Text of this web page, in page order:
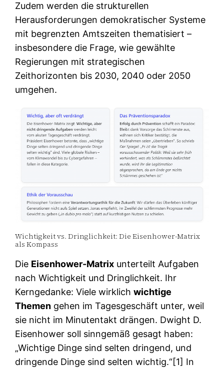
Zudem werden die strukturellen
Herausforderungen demokratischer Systeme
mit begrenzten Amtszeiten thematisiert –
insbesondere die Frage, wie gewählte
Regierungen mit strategischen
Zeithorizonten bis 2030, 2040 oder 2050
umgehen.
Wichtigkeit vs. Dringlichkeit: Die Eisenhower-Matrix
als Kompass
Die Eisenhower-Matrix unterteilt Aufgaben
nach Wichtigkeit und Dringlichkeit. Ihr
Kerngedanke: Viele wirklichwichtige
Themen gehen im Tagesgeschäft unter, weil
sie nicht im Minutentakt drängen. Dwight D.
Eisenhower soll sinngemäß gesagt haben:
„Wichtige Dinge sind selten dringend, und
dringende Dinge sind selten wichtig.“[1] In